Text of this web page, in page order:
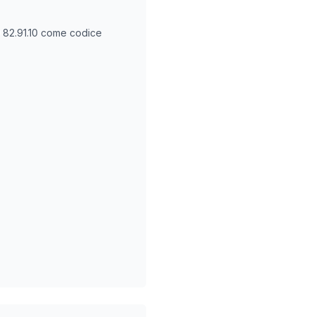
82.91.10 come codice